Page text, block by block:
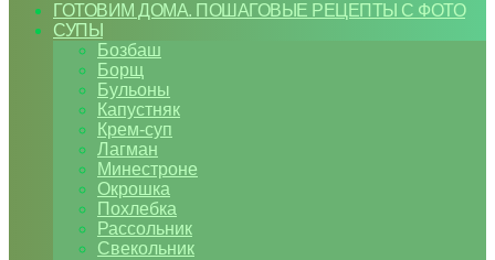
ГОТОВИМ ДОМА. ПОШАГОВЫЕ РЕЦЕПТЫ С ФОТО
СУПЫ
Бозбаш
Борщ
Бульоны
Капустняк
Крем-суп
Лагман
Минестроне
Окрошка
Похлебка
Рассольник
Свекольник